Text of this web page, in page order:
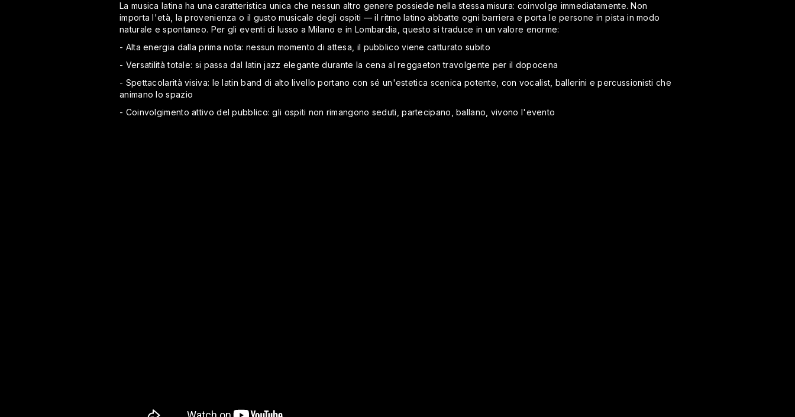
La musica latina ha una caratteristica unica che nessun altro genere possiede nella stessa misura: coinvolge immediatamente. Non
importa l'età, la provenienza o il gusto musicale degli ospiti — il ritmo latino abbatte ogni barriera e porta le persone in pista in modo
naturale e spontaneo. Per gli eventi di lusso a Milano e in Lombardia, questo si traduce in un valore enorme:
- Alta energia dalla prima nota: nessun momento di attesa, il pubblico viene catturato subito
- Versatilità totale: si passa dal latin jazz elegante durante la cena al reggaeton travolgente per il dopocena
- Spettacolarità visiva: le latin band di alto livello portano con sé un'estetica scenica potente, con vocalist, ballerini e percussionisti che
animano lo spazio
- Coinvolgimento attivo del pubblico: gli ospiti non rimangono seduti, partecipano, ballano, vivono l'evento